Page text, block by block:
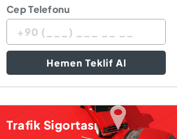
Cep Telefonu
Hemen Teklif Al
Trafik Sigortası